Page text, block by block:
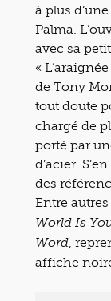
à plus
Palma.
avec sa
«
de Tony
tout doute
chargé de
porté par
d’acier.
des
Entre
World Is
Word,
affiche